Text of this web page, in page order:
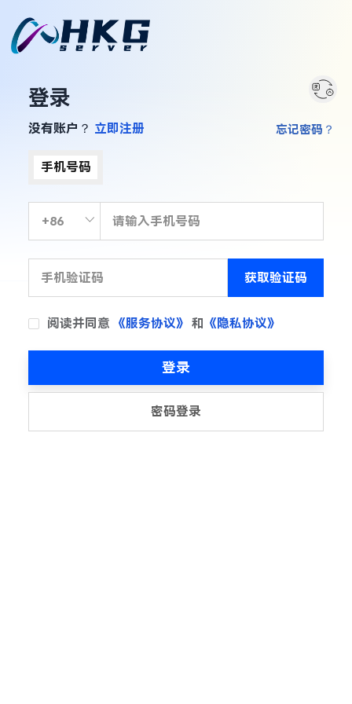
登录
没有账户？ 立即注册
手机号码
获取验证码
阅读并同意 《服务协议》 和 《隐私协议》
忘记密码？
登录
密码登录